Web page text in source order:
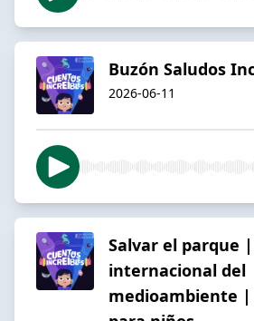
Buzón Saludos
2026-06-11
Salvar el parque
internacional del
medioambiente |